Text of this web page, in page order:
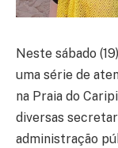
Neste sábado
uma série de
na Praia do
diversas
administração